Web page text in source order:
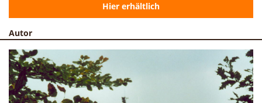
Hier erhältlich
Autor